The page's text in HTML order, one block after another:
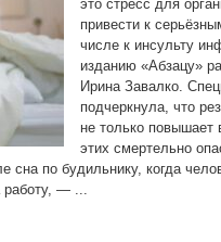
это стресс для
привести к
числе к инсульту
изданию «Абзацу»
Ирина Завалко.
подчеркнула, что
не только повышает
этих смертельно
сна по будильнику, когда
работу, — ...